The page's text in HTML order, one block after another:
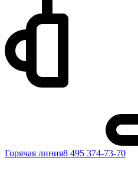
Горячая линия8 495 374-73-70